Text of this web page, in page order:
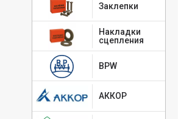
Заклепки
Накладки
сцепления
BPW
АККОР